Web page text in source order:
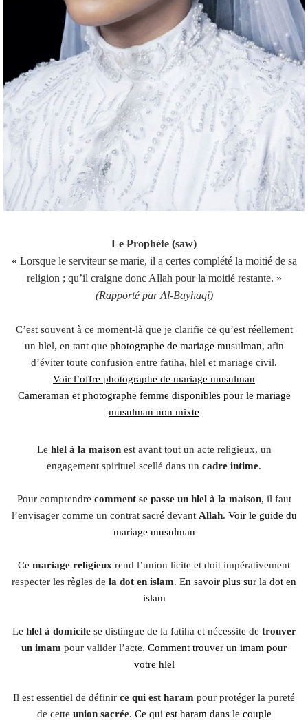
Le Prophète (saw)
« Lorsque le serviteur se marie, il a certes complété la moitié de sa
religion ; qu’il craigne donc Allah pour la moitié restante. »
(Rapporté par Al-Bayhaqi)
C’est souvent à ce moment-là que je clarifie ce qu’est réellement
un hlel, en tant que photographe de mariage musulman, afin
d’éviter toute confusion entre fatiha, hlel et mariage civil.
Voir l’offre photographe de mariage musulman
Cameraman et photographe femme disponibles pour le mariage
musulman non mixte
Le hlel à la maisonest avant tout un acte religieux, un
engagement spirituel scellé dans un cadre intime.
Pour comprendre comment se passe un hlel à la maison, il faut
l’envisager comme un contrat sacré devant Allah. Voir le guide du
mariage musulman
Ce mariage religieux rend l’union licite et doit impérativement
respecter les règles de la dot en islam. En savoir plus sur la dot en
islam
Le hlel à domicilese distingue de la fatiha et nécessite de trouver
un imam pour valider l’acte. Comment trouver un imam pour
votre hlel
Il est essentiel de définir ce qui est haram pour protéger la pureté
de cette union sacrée. Ce qui est haram dans le couple